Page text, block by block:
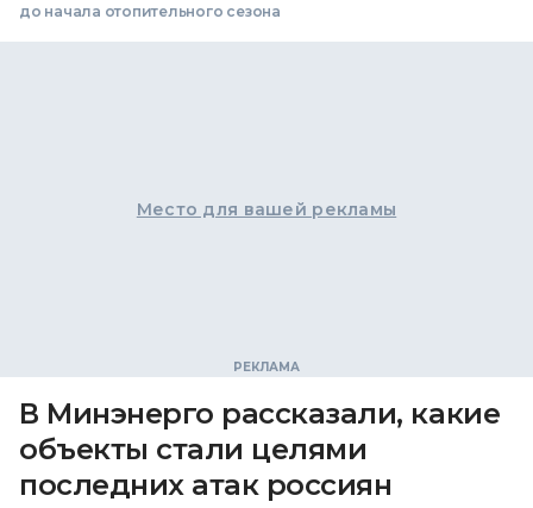
до начала отопительного сезона
Место для вашей рекламы
В Минэнерго рассказали, какие
объекты стали целями
последних атак россиян